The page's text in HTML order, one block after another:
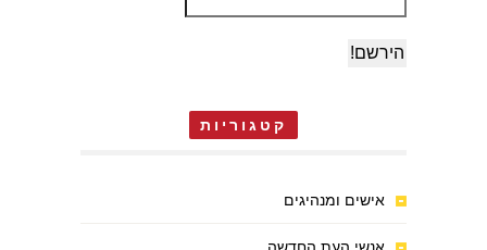
קטגוריות
אישים ומנהיגים